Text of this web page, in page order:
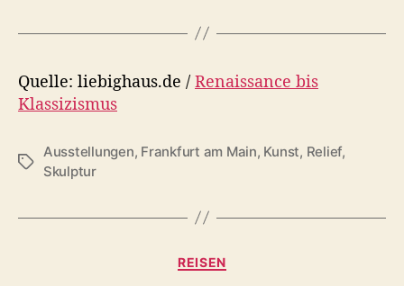
Quelle: liebighaus.de / Renaissance bis
Klassizismus
S
l
Ausstellungen, Frankfurt am Main, Kunst, Relief,
Skulptur
K
REISEN